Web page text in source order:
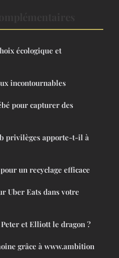
écologique et
incontournables
pour capturer des
privilèges apporte-t-il à
un recyclage efficace
Uber Eats dans votre
et Elliott le dragon ?
grâce à www.ambition